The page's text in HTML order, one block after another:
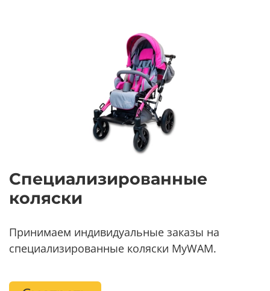
Специализированные
коляски
Принимаем индивидуальные заказы на
специализированные коляски MyWAM.